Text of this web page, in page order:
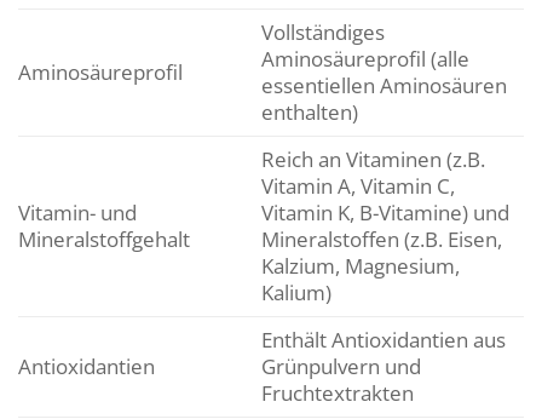
Aminosäureprofil
Vollständiges
Aminosäureprofil (alle
essentiellen Aminosäuren
enthalten)
Vitamin- und
Mineralstoffgehalt
Reich an Vitaminen (z.B.
Vitamin A, Vitamin C,
Vitamin K, B-Vitamine) und
Mineralstoffen (z.B. Eisen,
Kalzium, Magnesium,
Kalium)
Antioxidantien
Enthält Antioxidantien aus
Grünpulvern und
Fruchtextrakten